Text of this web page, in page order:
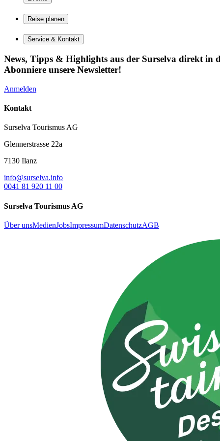
Reise planen
Service & Kontakt
News, Tipps & Highlights aus der Surselva direkt in
Abonniere unsere Newsletter!
Anmelden
Kontakt
Surselva Tourismus AG
Glennerstrasse 22a
7130 Ilanz
info@surselva.info
0041 81 920 11 00
Surselva Tourismus AG
Über unsMedienJobsImpressumDatenschutzAGB